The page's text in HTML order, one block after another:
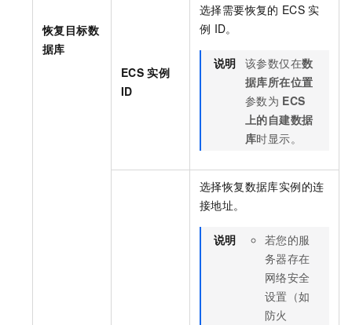
恢复目标数
据库
ECS 实例
ID
选择需要恢复的 ECS 实
例 ID。
说明 该参数仅在数
据库所在位置
参数为 ECS
上的自建数据
库时显示。
选择恢复数据库实例的连
接地址。
说明
若您的服
务器存在
网络安全
设置（如
防火